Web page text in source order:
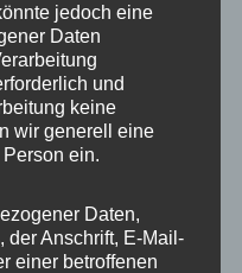
Gebäude
über DLK
jedoch eine
Daten
und
keine
wir generell eine
ein.
Daten,
der Anschrift, E-Mail-
einer betroffenen